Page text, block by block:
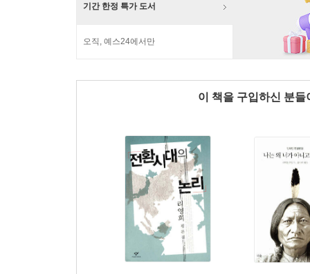
기간 한정 특가 도서
오직, 예스24에서만
이 책을 구입하신 분